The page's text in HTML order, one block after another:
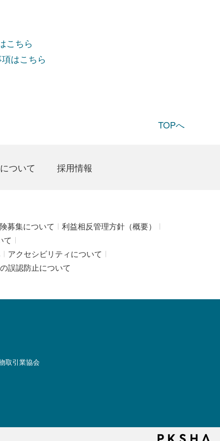
こちら
はこちら
TOPへ
ついて 採用情報
募集について
利益相反管理方針（概要）
て
アクセシビリティについて
誤認防止について
取引業協会